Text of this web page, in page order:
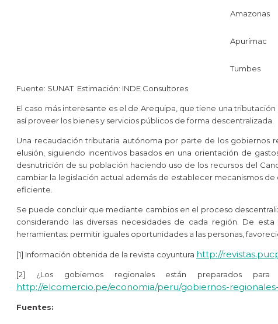
Amazonas
Apurímac
Tumbes
Fuente: SUNAT Estimación: INDE Consultores
El caso más interesante es el de Arequipa, que tiene una
así proveer los bienes y servicios públicos de forma descentralizada.
Una recaudación tributaria autónoma por parte de los gobiernos
elusión, siguiendo incentivos basados en una orientación de
desnutrición de su población haciendo uso de los recursos del
cambiar la legislación actual además de establecer mecanismos
eficiente.
Se puede concluir que mediante cambios en el proceso
considerando las diversas necesidades de cada región. De
herramientas: permitir iguales oportunidades a las personas,
[1] Información obtenida de la revista coyuntura http://
[2] ¿Los gobiernos regionales están preparados
http://elcomercio.pe/economia/peru/gobiernos-
Fuentes: